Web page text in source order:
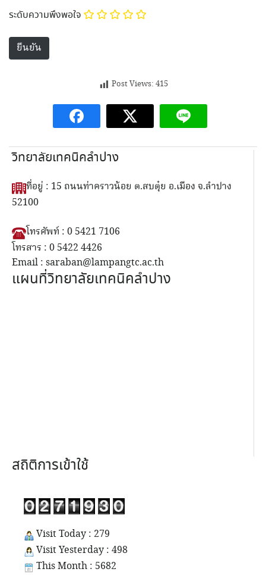
ระดับความพึงพอใจ
Post Views: 415
วิทยาลัยเทคนิคลำปาง
ที่อยู่ : 15 ถนนท่าคราวน้อย ต.สบตุ๋ย อ.เมือง จ.ลำปาง
52100
โทรศัพท์ : 0 5421 7106
โทรสาร : 0 5422 4426
Email : saraban@lampangtc.ac.th
แผนที่วิทยาลัยเทคนิคลำปาง
สถิติการเข้าใช้
Visit Today : 279
Visit Yesterday : 498
This Month : 5682